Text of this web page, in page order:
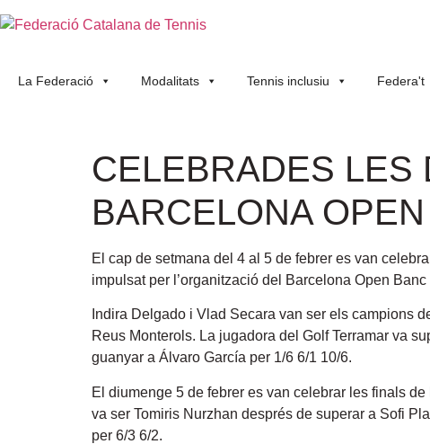
La Federació Modalitats Tennis inclusiu Federa't
CELEBRADES LES
BARCELONA
El cap de setmana del 4 al 5 de febrer es van
impulsat per l’organització del Barcelona Open
Indira Delgado i Vlad Secara van ser els campions
Reus Monterols. La jugadora del Golf Terramar va
guanyar a Álvaro García per 1/6 6/1 10/6.
El diumenge 5 de febrer es van celebrar les finals
va ser Tomiris Nurzhan després de superar a Sofi
per 6/3 6/2.